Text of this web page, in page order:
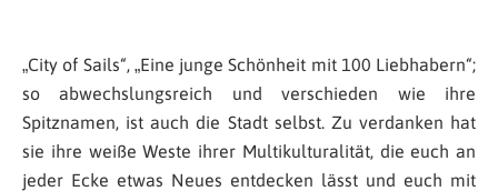
„City of Sails“, „Eine junge Schönheit mit 100 Liebhabern“;
so abwechslungsreich und verschieden wie ihre
Spitznamen, ist auch die Stadt selbst. Zu verdanken hat
sie ihre weiße Weste ihrer Multikulturalität, die euch an
jeder Ecke etwas Neues entdecken lässt und euch mit